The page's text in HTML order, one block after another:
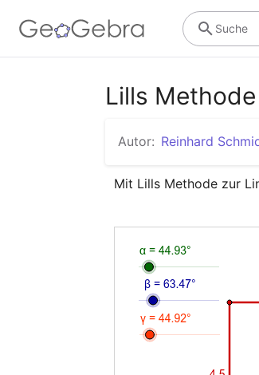
Suche
Lills Methode
Autor: Reinhard
Mit Lills Methode zur